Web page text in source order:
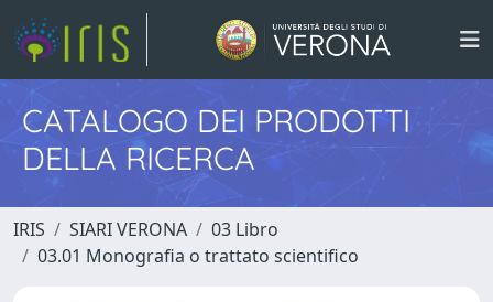
CATALOGO DEI PRODOTTI
DELLA RICERCA
IRIS SIARI VERONA
03 Libro
03.01 Monografia o trattato scientifico